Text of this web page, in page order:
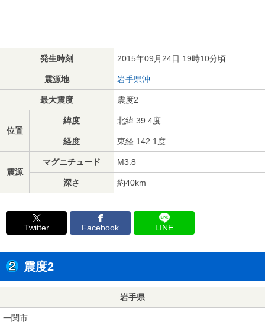
発生時刻 2015年09月24日 19時10分頃
震源地 岩手県沖
最大震度 震度2
位置
緯度 北緯 39.4度
経度 東経 142.1度
震源
マグニチュード M3.8
深さ 約40km
Twitter Facebook LINE
震度2
岩手県
一関市